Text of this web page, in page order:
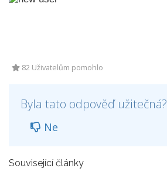
82 Uživatelům pomohlo
Byla tato odpověď užitečná?
Ne
Související články